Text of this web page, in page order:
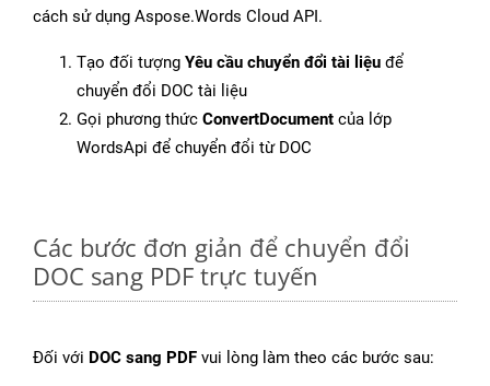
cách sử dụng Aspose.Words Cloud API.
Tạo đối tượng Yêu cầu chuyển đổi tài liệu để
chuyển đổi DOC tài liệu
Gọi phương thức ConvertDocument của lớp
WordsApi để chuyển đổi từ DOC
Các bước đơn giản để chuyển đổi
DOC sang PDF trực tuyến
Đối với DOC sang PDF vui lòng làm theo các bước sau: